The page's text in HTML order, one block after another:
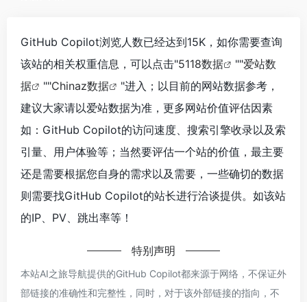
GitHub Copilot浏览人数已经达到15K，如你需要查询
该站的相关权重信息，可以点击"5118数据 ""爱站数
据
""Chinaz数据
"进入；以目前的网站数据参考，
建议大家请以爱站数据为准，更多网站价值评估因素
如：GitHub Copilot的访问速度、搜索引擎收录以及索
引量、用户体验等；当然要评估一个站的价值，最主要
还是需要根据您自身的需求以及需要，一些确切的数据
则需要找GitHub Copilot的站长进行洽谈提供。如该站
的IP、PV、跳出率等！
特别声明
本站AI之旅导航提供的GitHub Copilot都来源于网络，不保证外
部链接的准确性和完整性，同时，对于该外部链接的指向，不